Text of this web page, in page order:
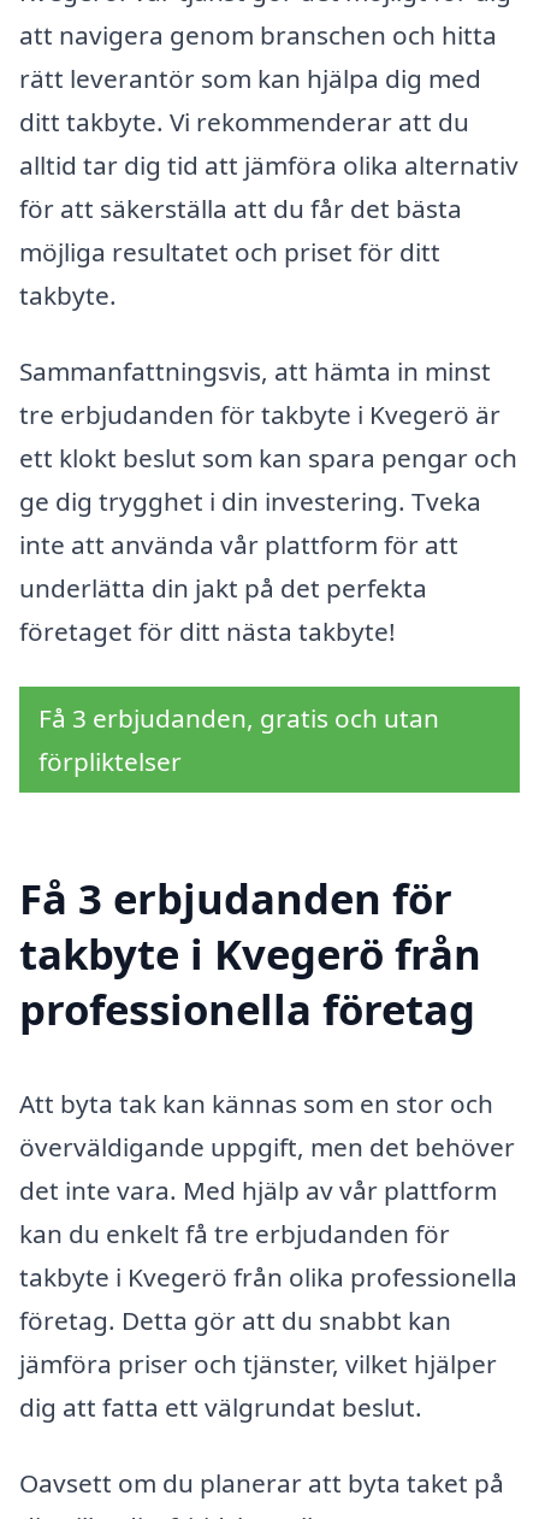
att navigera genom branschen och hitta
rätt leverantör som kan hjälpa dig med
ditt takbyte. Vi rekommenderar att du
alltid tar dig tid att jämföra olika alternativ
för att säkerställa att du får det bästa
möjliga resultatet och priset för ditt
takbyte.
Sammanfattningsvis, att hämta in minst
tre erbjudanden för takbyte i Kvegerö är
ett klokt beslut som kan spara pengar och
ge dig trygghet i din investering. Tveka
inte att använda vår plattform för att
underlätta din jakt på det perfekta
företaget för ditt nästa takbyte!
Få 3 erbjudanden, gratis och utan
förpliktelser
Få 3 erbjudanden för
takbyte i Kvegerö från
professionella företag
Att byta tak kan kännas som en stor och
överväldigande uppgift, men det behöver
det inte vara. Med hjälp av vår plattform
kan du enkelt få tre erbjudanden för
takbyte i Kvegerö från olika professionella
företag. Detta gör att du snabbt kan
jämföra priser och tjänster, vilket hjälper
dig att fatta ett välgrundat beslut.
Oavsett om du planerar att byta taket på